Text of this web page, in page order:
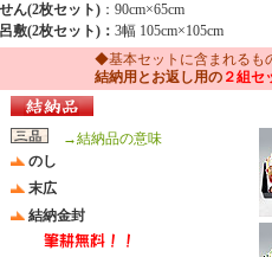
ん(2枚セット) ：90cm×65cm
敷(2枚セット)： 3幅 105cm×105cm
◆基本セットに含まれるも
結納用とお返し用の２組セ
→結納品の意味
のし
末広
結納金封